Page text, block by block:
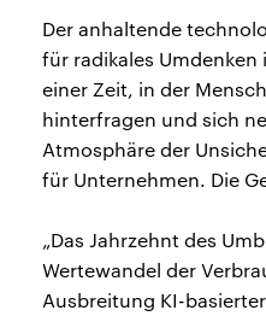
Der anhaltende
für radikales
einer Zeit, in der
hinterfragen und sich
Atmosphäre der
für Unternehmen. Die
„Das Jahrzehnt des
Wertewandel der
Ausbreitung KI-